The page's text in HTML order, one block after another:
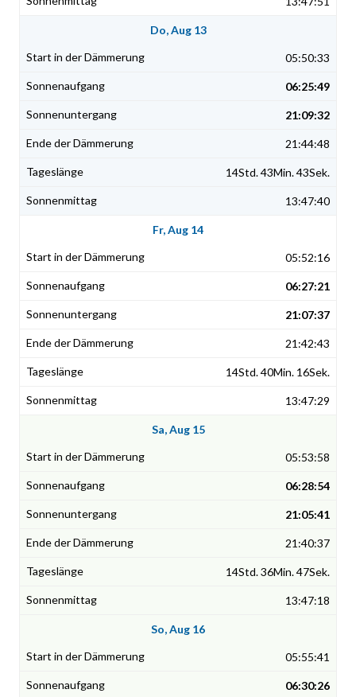
Do, Aug 13
05:50:33
06:25:49
21:09:32
21:44:48
14Std. 43Min. 43Sek.
13:47:40
Fr, Aug 14
05:52:16
06:27:21
21:07:37
21:42:43
14Std. 40Min. 16Sek.
13:47:29
Sa, Aug 15
05:53:58
06:28:54
21:05:41
21:40:37
14Std. 36Min. 47Sek.
13:47:18
So, Aug 16
05:55:41
06:30:26